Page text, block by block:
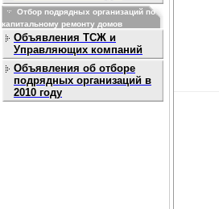
Отбор подрядных организаций по
капитальному ремонту домов
Объявления ТСЖ и
Управляющих компаний
Объявления об отборе
подрядных организаций в
2010 году